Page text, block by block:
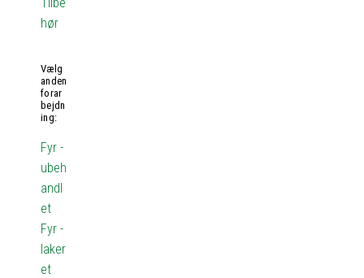
hør
Vælg
anden
forar
bejdn
ing:
Fyr -
ubeh
andl
et
Fyr -
laker
et